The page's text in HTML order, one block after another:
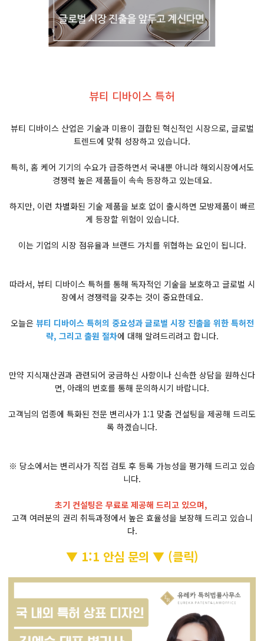
뷰티 디바이스 특허
뷰티 디바이스 산업은 기술과 미용이 결합된 혁신적인 시장으로, 글로벌
트렌드에 맞춰 성장하고 있습니다.
특히, 홈 케어 기기의 수요가 급증하면서 국내뿐 아니라 해외시장에서도
경쟁력 높은 제품들이 속속 등장하고 있는데요.
하지만, 이런 차별화된 기술 제품을 보호 없이 출시하면 모방제품이 빠르
게 등장할 위험이 있습니다.
이는 기업의 시장 점유율과 브랜드 가치를 위협하는 요인이 됩니다.
따라서, 뷰티 디바이스 특허를 통해 독자적인 기술을 보호하고 글로벌 시
장에서 경쟁력을 갖추는 것이 중요한데요.
오늘은 뷰티 디바이스 특허의 중요성과 글로벌 시장 진출을 위한 특허전
략, 그리고 출원 절차에 대해 알려드리려고 합니다.
만약 지식재산권과 관련되어 궁금하신 사항이나 신속한 상담을 원하신다
면, 아래의 번호를 통해 문의하시기 바랍니다.
고객님의 업종에 특화된 전문 변리사가 1:1 맞춤 컨설팅을 제공해 드리도
록 하겠습니다.
※ 당소에서는 변리사가 직접 검토 후 등록 가능성을 평가해 드리고 있습
니다.
초기 컨설팅은 무료로 제공해 드리고 있으며,
고객 여러분의 권리 취득과정에서 높은 효율성을 보장해 드리고 있습니
다.
▼ 1:1 안심 문의 ▼ (클릭)